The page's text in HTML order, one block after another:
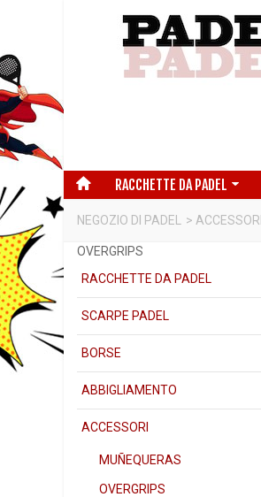
RACCHETTE DA PADEL
NEGOZIO DI PADEL > ACCESSORI
OVERGRIPS
RACCHETTE DA PADEL
SCARPE PADEL
BORSE
ABBIGLIAMENTO
ACCESSORI
MUÑEQUERAS
OVERGRIPS